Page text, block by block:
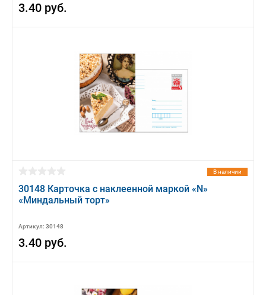
3.40 руб.
В наличии
30148 Карточка с наклеенной маркой «N»
«Миндальный торт»
Артикул: 30148
3.40 руб.